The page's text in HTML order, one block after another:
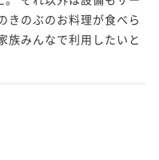
きのぶのお料理が食べら
族みんなで利用したいと